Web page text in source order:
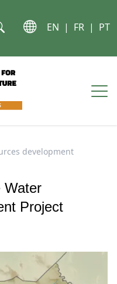
EN | FR | PT
development
Water
Project